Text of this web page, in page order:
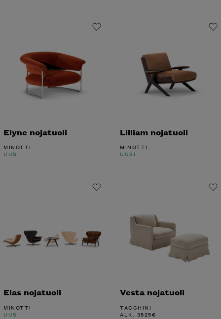
Elyne nojatuoli
MINOTTI
UUSI
Lilliam nojatuoli
MINOTTI
UUSI
Elas nojatuoli
MINOTTI
UUSI
Vesta nojatuoli
TACCHINI
ALK. 3525€